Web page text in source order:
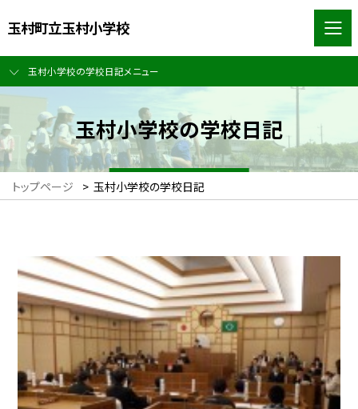
玉村町立玉村小学校
玉村小学校の学校日記メニュー
玉村小学校の学校日記
トップページ > 玉村小学校の学校日記